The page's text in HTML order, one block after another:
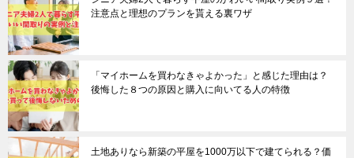
注意点と理想のプランを貰える裏ワザ
「マイホームを買わなきゃよかった」と感じた理由は？
後悔した８つの原因と購入に向いてる人の特徴
土地ありなら新築の平屋を1000万以下で建てられる？価